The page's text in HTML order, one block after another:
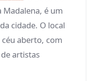
Madalena, é um
cidade. O local
aberto, com
artistas